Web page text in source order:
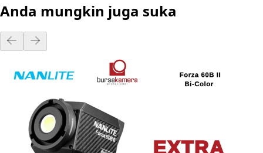
Anda mungkin juga suka